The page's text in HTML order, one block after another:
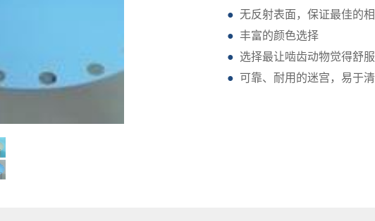
● 无反射表面，保证最佳的
● 丰富的颜色选择
● 选择最让啮齿动物觉得舒
● 可靠、耐用的迷宫，易于